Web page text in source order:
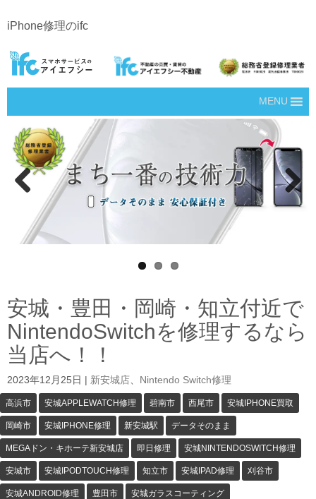
iPhone修理のifc
MENU
Next
安城・豊田・岡崎・知立付近で
NintendoSwitchを修理するなら
当店へ！！
2023年12月25日 新安城店 Nintendo Switch修理
高浜市 安城APPLEWATCH修理 碧南市 西尾市 安城IPHONE買取
岡崎市 安城IPHONE修理 新安城駅 データそのまま
MEGAドン・キホーテ新安城店 即日修理 安城NINTENDOSWITCH修理
安城市 安城IPODTOUCH修理 知立市 安城IPAD修理 刈谷市
安城ANDROID修理 豊田市 安城ガラスコーティング